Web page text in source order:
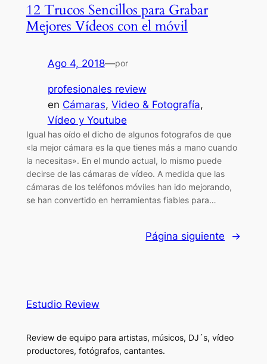
12 Trucos Sencillos para Grabar
Mejores Vídeos con el móvil
Ago 4, 2018—por
profesionales review
en Cámaras, Video & Fotografía
Vídeo y Youtube
Igual has oído el dicho de algunos fotografos de que
«la mejor cámara es la que tienes más a mano cuando
la necesitas». En el mundo actual, lo mismo puede
decirse de las cámaras de vídeo. A medida que las
cámaras de los teléfonos móviles han ido mejorando,
se han convertido en herramientas fiables para…
Página siguiente →
Estudio Review
Review de equipo para artistas, músicos, DJ´s, vídeo
productores, fotógrafos, cantantes.